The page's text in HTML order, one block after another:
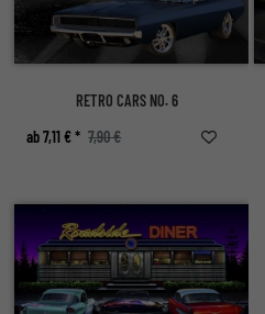
RETRO CARS NO. 6
ab 7,11 € * 7,90 €